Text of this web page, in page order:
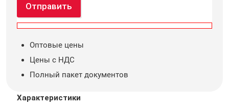
Отправить
Оптовые цены
Цены с НДС
Полный пакет документов
Характеристики